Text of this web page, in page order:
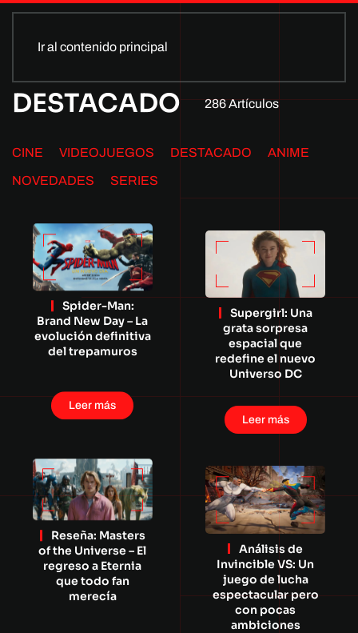
Ir al contenido principal
DESTACADO 286 Artículos
CINE VIDEOJUEGOS DESTACADO ANIME
NOVEDADES SERIES
Spider-Man:
Brand New Day – La
evolución definitiva
del trepamuros
Leer más
Supergirl: Una
grata sorpresa
espacial que
redefine el nuevo
Universo DC
Leer más
Reseña: Masters
of the Universe – El
regreso a Eternia
que todo fan
merecía
Análisis de
Invincible VS: Un
juego de lucha
espectacular pero
con pocas
ambiciones